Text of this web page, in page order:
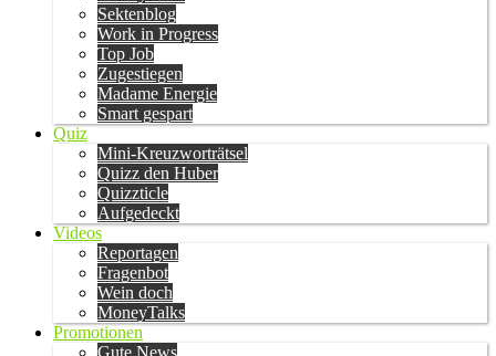
Sektenblog
Work in Progress
Top Job
Zugestiegen
Madame Energie
Smart gespart
Quiz
Mini-Kreuzworträtsel
Quizz den Huber
Quizzticle
Aufgedeckt
Videos
Reportagen
Fragenbot
Wein doch
MoneyTalks
Promotionen
Gute News